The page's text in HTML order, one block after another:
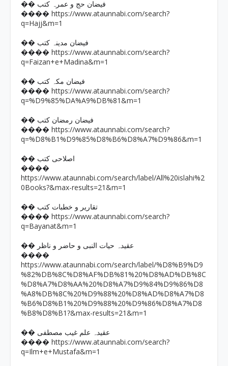
�� فیضان حج و عمرہ کتب
���� https://www.ataunnabi.com/search?
q=Hajj&m=1
�� فیضان مدینہ کتب
���� https://www.ataunnabi.com/search?
q=Faizan+e+Madina&m=1
�� فیضان مکہ کتب
���� https://www.ataunnabi.com/search?
q=%D9%85%DA%A9%DB%81&m=1
�� فیضان رمضان کتب
���� https://www.ataunnabi.com/search?
q=%D8%B1%D9%85%D8%B6%D8%A7%D9%86&m=1
�� اصلاحی کتب
����
https://www.ataunnabi.com/search/label/All%20islahi%2
0Books?&max-results=21&m=1
�� تقاریر و خطبات کتب
���� https://www.ataunnabi.com/search?
q=Bayanat&m=1
�� عقیدہ حیات النبی و حاضر و ناظر
����
https://www.ataunnabi.com/search/label/%D8%B9%D9
%82%DB%8C%D8%AF%DB%81%20%D8%AD%DB%8C
%D8%A7%D8%AA%20%D8%A7%D9%84%D9%86%D8
%A8%DB%8C%20%D9%88%20%D8%AD%D8%A7%D8
%B6%D8%B1%20%D9%88%20%D9%86%D8%A7%D8
%B8%D8%B1?&max-results=21&m=1
�� عقیدہ علم غیب مصطفی
���� https://www.ataunnabi.com/search?
q=Ilm+e+Mustafa&m=1